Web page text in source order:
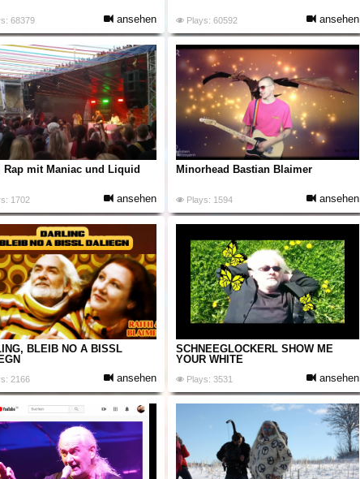
68379 ansehen Plays: 60592 ansehen
Rap mit Maniac und Liquid
1702 ansehen
Minorhead Bastian Blaimer
Plays: 1594 ansehen
BLEIB NO A BISSL
2166 ansehen
SCHNEEGLÖCKERL SHOW ME
YOUR WHITE
Plays: 3531 ansehen